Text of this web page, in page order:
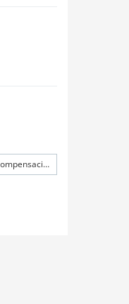
Régimen Servicios sociales de las Cajas de Compensación